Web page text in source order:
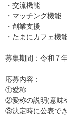
・交流機能
・マッチング機能
・創業支援
・たまにカフェ機
募集期間：令和７
応募内容：
①愛称
②愛称の説明(意味
③決定時に公表で